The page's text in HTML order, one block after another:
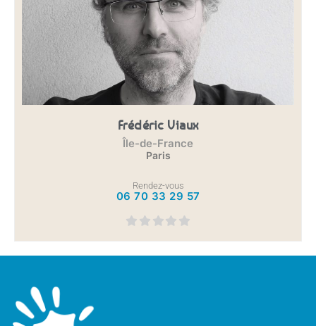
Frédéric Viaux
Île-de-France
Paris
Rendez-vous
06 70 33 29 57